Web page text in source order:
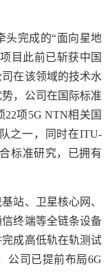
完成的“面向星地
目此前已斩获中国
在该领域的技术水
，公司在国际标准
项5G NTN相关国
之一，同时在ITU-
标准研究，已拥有
站、卫星核心网、
终端等全链条设备
成高低轨在轨测试
公司已提前布局6G